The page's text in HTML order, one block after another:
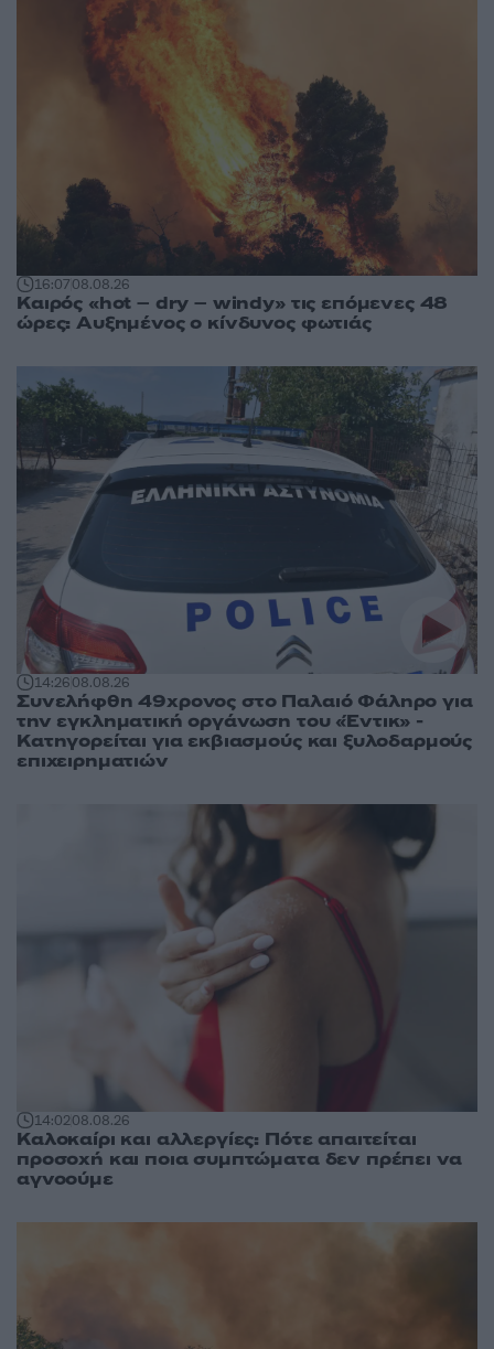
16:0708.08.26
Καιρός «hot – dry – windy» τις επόμενες 48
ώρες: Αυξημένος ο κίνδυνος φωτιάς
14:2608.08.26
Συνελήφθη 49χρονος στο Παλαιό Φάληρο για
την εγκληματική οργάνωση του «Έντικ» -
Κατηγορείται για εκβιασμούς και ξυλοδαρμούς
επιχειρηματιών
14:0208.08.26
Καλοκαίρι και αλλεργίες: Πότε απαιτείται
προσοχή και ποια συμπτώματα δεν πρέπει να
αγνοούμε